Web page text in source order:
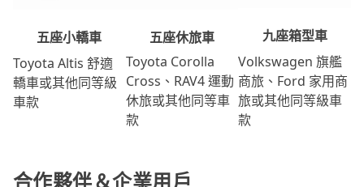
五座小轎車
Toyota Altis 舒適
轎車或其他同等級
車款
五座休旅車
Toyota Corolla
Cross、RAV4 運動
休旅或其他同等車
款
九座箱型車
Volkswagen 旗艦
商旅、Ford 家用商
旅或其他同等級車
款
合作夥伴＆企業用戶